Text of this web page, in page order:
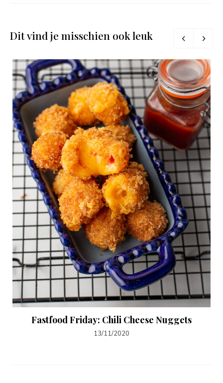
Dit vind je misschien ook leuk
Fastfood Friday: Chili Cheese Nuggets
13/11/2020